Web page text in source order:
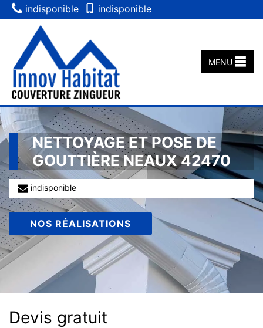
indisponible indisponible
MENU
NETTOYAGE ET POSE DE
GOUTTIÈRE NEAUX 42470
indisponible
NOS RÉALISATIONS
Devis gratuit